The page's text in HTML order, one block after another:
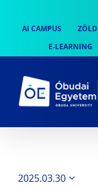
content
AI CAMPUS
E-LEARNING
2025.03.30